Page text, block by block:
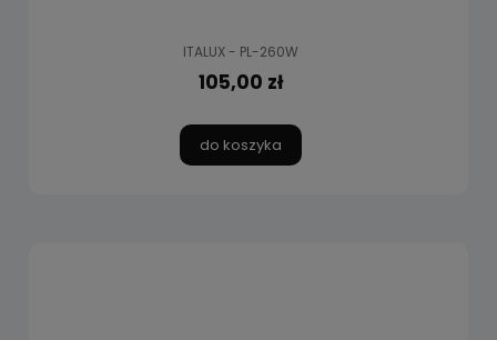
ITALUX - PL-260W
105,00 zł
do koszyka